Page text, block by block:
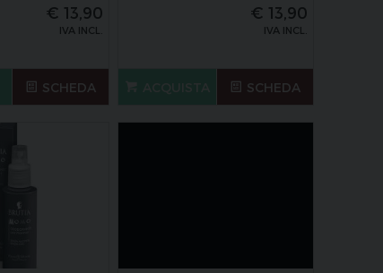
€ 13,90
IVA INCL.
SCHEDA
€ 13,90
IVA INCL.
SCHEDA